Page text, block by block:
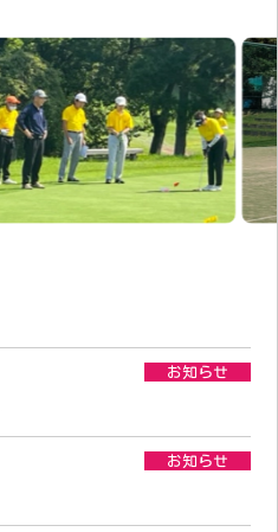
お知らせ
お知らせ